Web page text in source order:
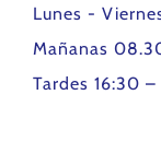
Lunes -
Mañanas
Tardes 16:30 –